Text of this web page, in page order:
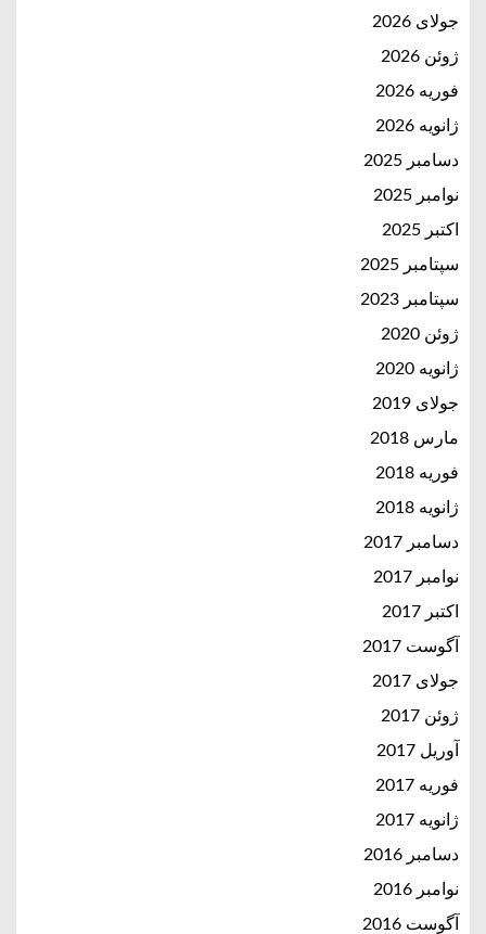
جولای 2026
ژوئن 2026
فوریه 2026
ژانویه 2026
دسامبر 2025
نوامبر 2025
اکتبر 2025
سپتامبر 2025
سپتامبر 2023
ژوئن 2020
ژانویه 2020
جولای 2019
مارس 2018
فوریه 2018
ژانویه 2018
دسامبر 2017
نوامبر 2017
اکتبر 2017
آگوست 2017
جولای 2017
ژوئن 2017
آوریل 2017
فوریه 2017
ژانویه 2017
دسامبر 2016
نوامبر 2016
آگوست 2016